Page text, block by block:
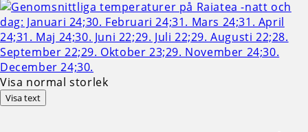
Visa normal storlek
Visa text